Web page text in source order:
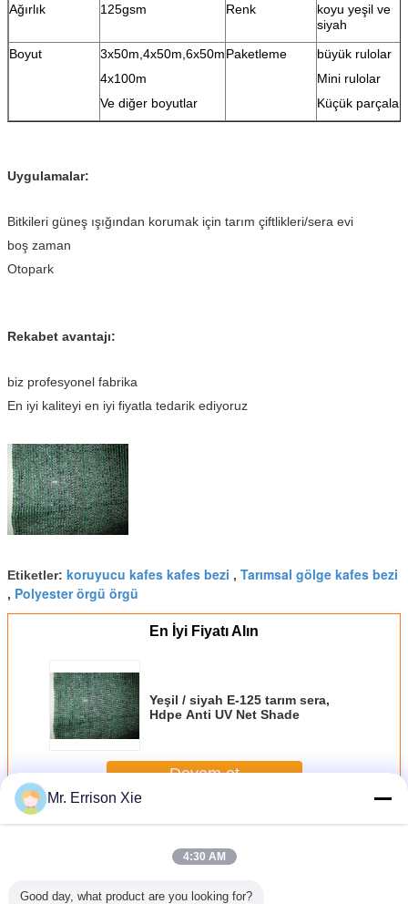
Ağırlık
125gsm Renk
koyu yeşil ve
siyah
Boyut
3x50m,4x50m,6x50m
4x100m
Ve diğer boyutlar
Paketleme
büyük rulolar
Mini rulolar
Küçük parçalar
Uygulamalar:
Bitkileri güneş ışığından korumak için tarım çiftlikleri/sera evi
boş zaman
Otopark
Rekabet avantajı:
biz profesyonel fabrika
En iyi kaliteyi en iyi fiyatla tedarik ediyoruz
Etiketler: koruyucu kafes kafes bezi , Tarımsal gölge kafes bezi
, Polyester örgü örgü
En İyi Fiyatı Alın
Yeşil / siyah E-125 tarım sera,
Hdpe Anti UV Net Shade
Devam et
DahaTarım Net Shade
Mr. Errison Xie
4:30 AM
Good day, what product are you looking for?